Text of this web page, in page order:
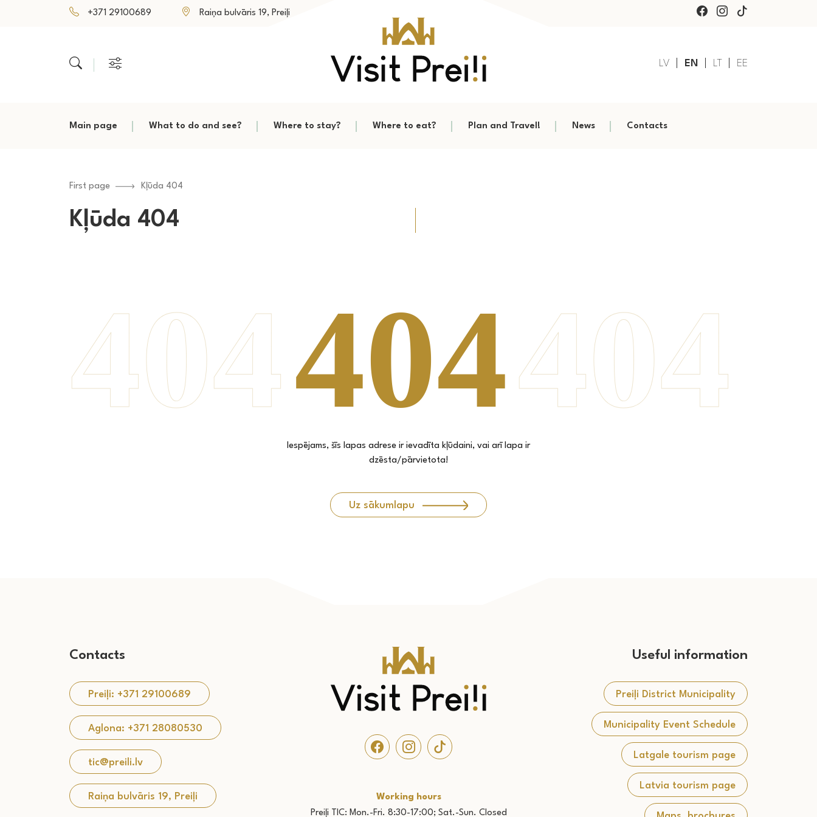
+371 29100689 Raiņa bulvāris 19, Preiļi
LV EN LT EE
Main page What to do and see? Where to stay? Where to eat? Plan and Travel! News Contacts
First page Kļūda 404
Kļūda 404
Iespējams, šīs lapas adrese ir ievadīta kļūdaini, vai arī lapa ir
dzēsta/pārvietota!
Uz sākumlapu
Contacts
Preiļi: +371 29100689
Aglona: +371 28080530
tic@preili.lv
Raiņa bulvāris 19, Preiļi
Working hours
Preiļi TIC: Mon.-Fri. 8:30-17:00; Sat.-Sun. Closed
Useful information
Preiļi District Municipality
Municipality Event Schedule
Latgale tourism page
Latvia tourism page